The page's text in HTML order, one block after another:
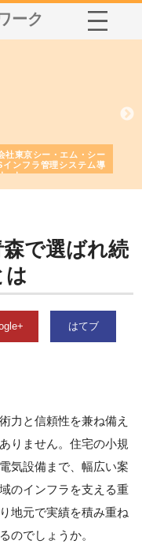
ーク
社東京シー・エム・シー
インフラ管理システム導
ット
で選ばれ続
は
はてブ
力と信頼性を兼ね備え
りません。住宅の小規
気設備まで、幅広い案
のインフラを支える重
地元で実績を積み重ね
のでしょうか。